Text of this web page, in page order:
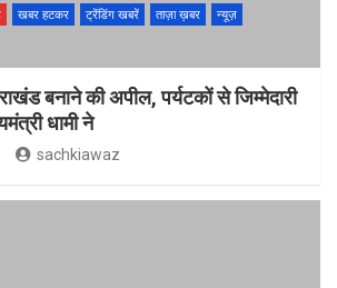
खबर हटकर ट्रेंडिंग खबरें ताज़ा ख़बर
न्यूज़
बनाने की अपील, पर्यटकों से जिम्मेदारी
धामी ने
sachkiawaz